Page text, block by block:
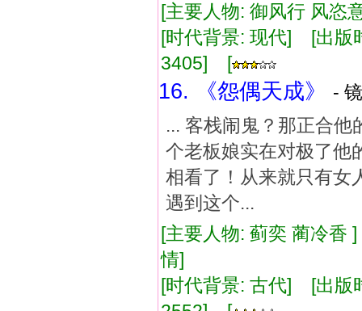
[主要人物: 御风行 风
[时代背景: 现代] [出
3405] [
16. 《怨偶天成》
-
... 客栈闹鬼？那正合
个老板娘实在对极了他
相看了！从来就只有女
遇到这个...
[主要人物: 蓟奕 蔺冷
情]
[时代背景: 古代] [出